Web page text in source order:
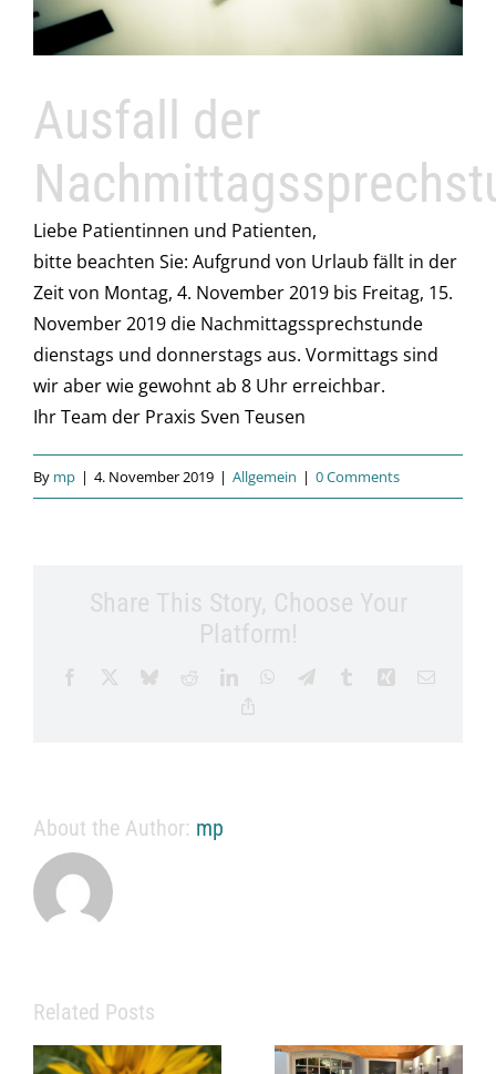
Ausfall der
Liebe Patientinnen und Patienten,
bitte beachten Sie: Aufgrund von Urlaub fällt in der
Zeit von Montag, 4. November 2019 bis Freitag, 15.
November 2019 die Nachmittagssprechstunde
dienstags und donnerstags aus. Vormittags sind
wir aber wie gewohnt ab 8 Uhr erreichbar.
Ihr Team der Praxis Sven Teusen
By mp | 4. November 2019 | Allgemein | 0 Comments
Share This Story, Choose Your
Platform!
Facebook BlueskyRedditLinkedInWhatsApp
TelegramTumblr Xing Email
About the Author: mp
Related PostsEine starke
Praxis